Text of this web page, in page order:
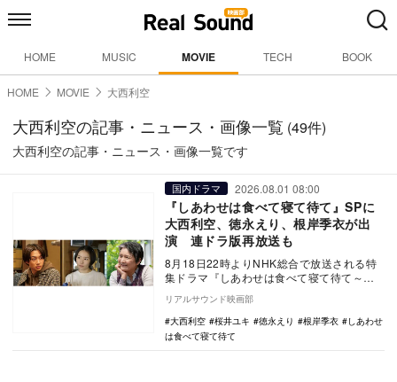
HOME MUSIC MOVIE TECH BOOK
HOME MOVIE 大西利空
大西利空の記事・ニュース・画像一覧 (49件)
大西利空の記事・ニュース・画像一覧です
国内ドラマ 2026.08.01 08:00
『しあわせは食べて寝て待て』SPに
大西利空、徳永えり、根岸季衣が出
演 連ドラ版再放送も
8月18日22時よりNHK総合で放送される特
集ドラマ『しあわせは食べて寝て待て～早
春の養生編～』の追加キャストとして、大
西利空、…
リアルサウンド映画部
大西利空
桜井ユキ 徳永えり 根岸季衣
しあわせ
は食べて寝て待て